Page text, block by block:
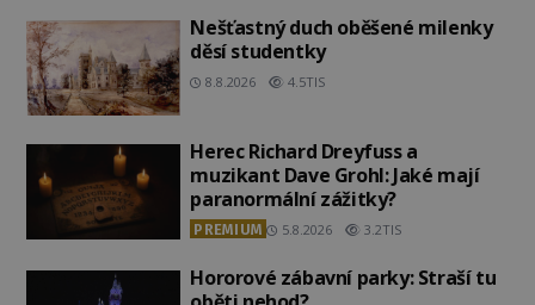
Nešťastný duch oběšené milenky
děsí studentky
8.8.2026 4.5TIS
Herec Richard Dreyfuss a
muzikant Dave Grohl: Jaké mají
paranormální zážitky?
PREMIUM 5.8.2026 3.2TIS
Hororové zábavní parky: Straší tu